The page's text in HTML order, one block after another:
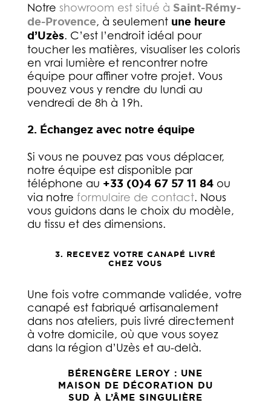
Notre showroom est situé à Saint-Rémy-
de-Provence, à seulement une heure
d’Uzès. C’est l’endroit idéal pour
toucher les matières, visualiser les coloris
en vrai lumière et rencontrer notre
équipe pour affiner votre projet. Vous
pouvez vous y rendre du lundi au
vendredi de 8h à 19h.
2. Échangez avec notre équipe
Si vous ne pouvez pas vous déplacer,
notre équipe est disponible par
téléphone au +33 (0)4 67 57 11 84ou
via notre formulaire de contact. Nous
vous guidons dans le choix du modèle,
du tissu et des dimensions.
3. RECEVEZ VOTRE CANAPÉ LIVRÉ
CHEZ VOUS
Une fois votre commande validée, votre
canapé est fabriqué artisanalement
dans nos ateliers, puis livré directement
à votre domicile, où que vous soyez
dans la région d’Uzès et au-delà.
BÉRENGÈRE LEROY : UNE
MAISON DE DÉCORATION DU
SUD À L’ÂME SINGULIÈRE